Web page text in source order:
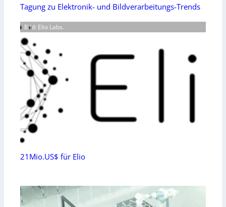
Tagung zu Elektronik- und Bildverarbeitungs-Trends
Bild: Elio Labs.
21Mio.US$ für Elio